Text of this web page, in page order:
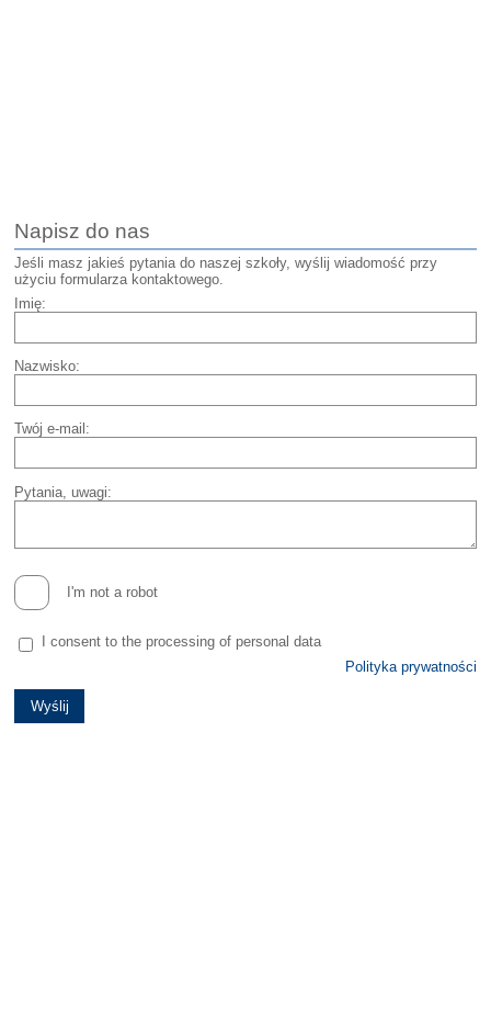
Napisz do nas
Jeśli masz jakieś pytania do naszej szkoły, wyślij wiadomość przy
użyciu formularza kontaktowego.
Imię:
Nazwisko:
Twój e-mail:
Pytania, uwagi:
I'm not a robot
I consent to the processing of personal data
Polityka prywatności